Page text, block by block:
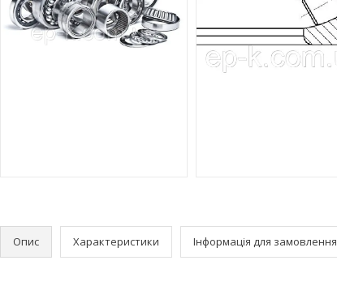
Опис Характеристики Інформація для замовлення